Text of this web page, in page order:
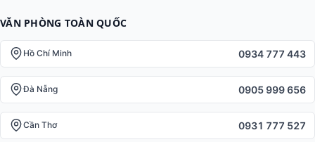
VĂN PHÒNG TOÀN QUỐC
Hồ Chí Minh 0934 777 443
Đà Nẵng 0905 999 656
Cần Thơ 0931 777 527